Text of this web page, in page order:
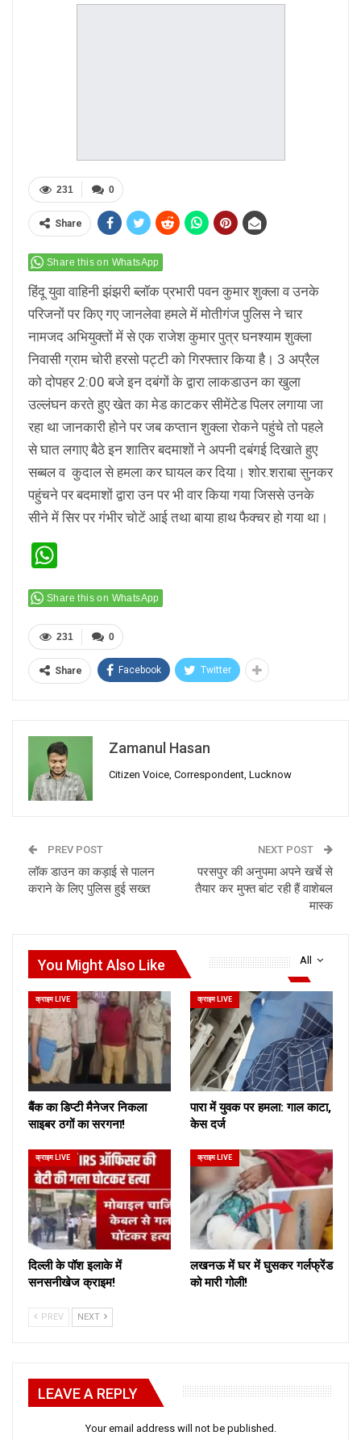
0
231
Share
Share this on WhatsApp
हिंदू युवा वाहिनी झंझरी ब्लॉक प्रभारी पवन कुमार शुक्ला व उनके
परिजनों पर किए गए जानलेवा हमले में मोतीगंज पुलिस ने चार
नामजद अभियुक्तों में से एक राजेश कुमार पुत्र घनश्याम शुक्ला
निवासी ग्राम चोरी हरसो पट्टी को गिरफ्तार किया है। 3 अप्रैल
को दोपहर 2:00 बजे इन दबंगों के द्वारा लाकडाउन का खुला
उल्लंघन करते हुए खेत का मेड काटकर सीमेंटेड पिलर लगाया जा
रहा था जानकारी होने पर जब कप्तान शुक्ला रोकने पहुंचे तो पहले
से घात लगाए बैठे इन शातिर बदमाशों ने अपनी दबंगई दिखाते हुए
सब्बल व कुदाल से हमला कर घायल कर दिया। शोर.शराबा सुनकर
पहुंचने पर बदमाशों द्वारा उन पर भी वार किया गया जिससे उनके
सीने में सिर पर गंभीर चोटें आई तथा बाया हाथ फैक्चर हो गया था।
Share this on WhatsApp
0
231
Share Facebook Twitter
Zamanul Hasan
Citizen Voice, Correspondent, Lucknow
PREV POST
लॉक डाउन का कड़ाई से पालन
कराने के लिए पुलिस हुई सख्त
NEXT POST
परसपुर की अनुपमा अपने खर्चे से
तैयार कर मुफ्त बांट रही हैं वाशेबल
मास्क
All
You Might Also Like
क्राइम LIVE
बैंक का डिप्टी मैनेजर निकला
साइबर ठगों का सरगना!
क्राइम LIVE
पारा में युवक पर हमला: गाल काटा,
केस दर्ज
क्राइम LIVE
दिल्ली के पॉश इलाके में
सनसनीखेज क्राइम!
क्राइम LIVE
लखनऊ में घर में घुसकर गर्लफ्रेंड
को मारी गोली!
PREV NEXT
LEAVE A REPLY
Your email address will not be published.